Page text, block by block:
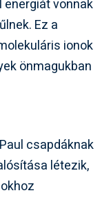
vonnak
Ez a
ionok
önmagukban
csapdáknak
létezik,